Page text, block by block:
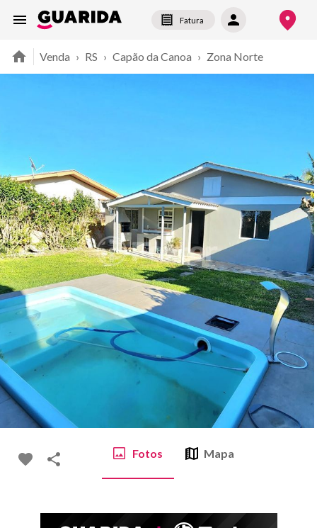
Fatura
Venda › RS › Capão da Canoa › Zona Norte
Fotos Mapa